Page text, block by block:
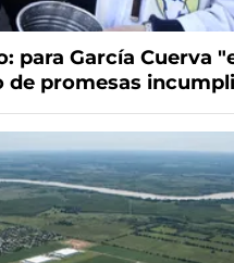
para García Cuerva
de promesas